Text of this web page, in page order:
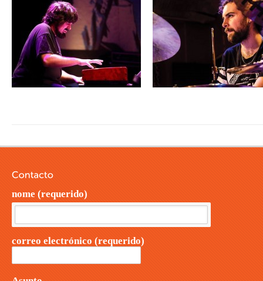
nome (requerido)
correo electrónico (requerido)